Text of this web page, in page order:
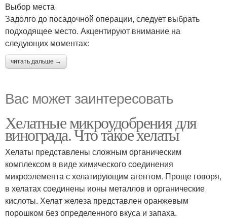
Выбор места
Задолго до посадочной операции, следует выбрать
подходящее место. Акцентируют внимание на
следующих моментах:
читать дальше →
Вас может заинтересовать
Хелатные микроудобрения для
винограда. Что такое хелаты
Хелаты представлены сложным органическим
комплексом в виде химического соединения
микроэлемента с хелатирующим агентом. Проще говоря,
в хелатах соединены ионы металлов и органические
кислоты. Хелат железа представлен оранжевым
порошком без определенного вкуса и запаха.